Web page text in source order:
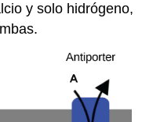
y solo hidrógeno,